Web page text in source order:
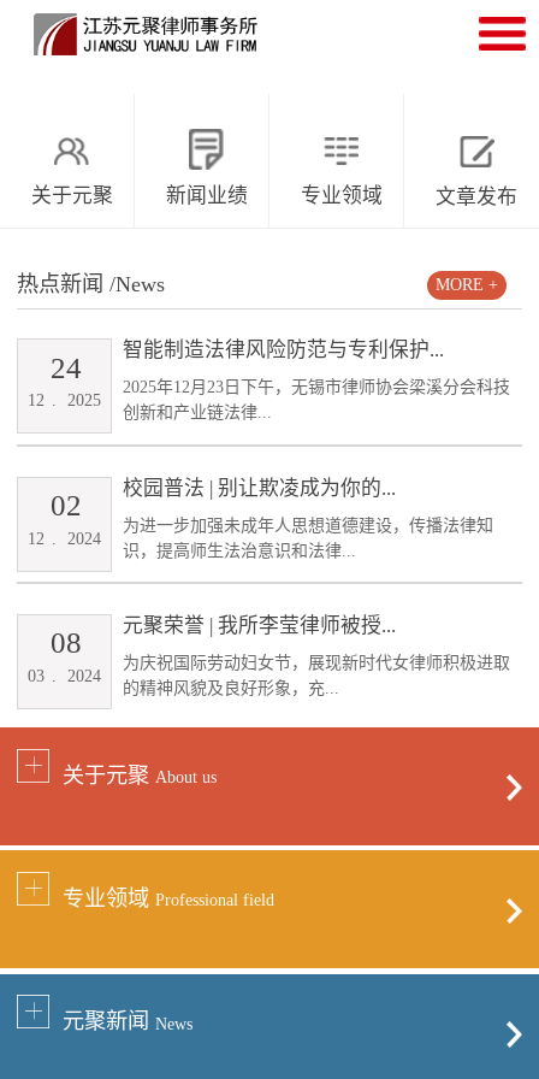
关于元聚 新闻业绩 专业领域 文章发布
热点新闻 /News
智能制造法律风险防范与专利保护...
2025年12月23日下午，无锡市律师协会梁溪分会科技
创新和产业链法律...
12 . 2025
24
校园普法 | 别让欺凌成为你的...
为进一步加强未成年人思想道德建设，传播法律知
识，提高师生法治意识和法律...
12 2024
02
元聚荣誉 | 我所李莹律师被授...
为庆祝国际劳动妇女节，展现新时代女律师积极进取
的精神风貌及良好形象，充...
03 2024
08
MORE +
关于元聚 About us
专业领域 Professional field
元聚新闻 News